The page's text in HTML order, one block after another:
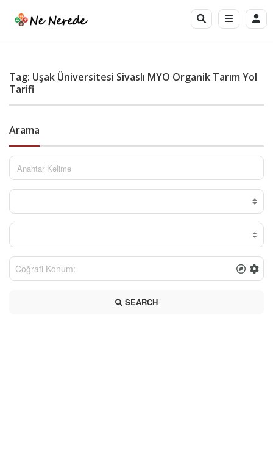
Tag: Uşak Üniversitesi Sivaslı MYO Organik Tarım Yol
Tarifi
Arama
SEARCH